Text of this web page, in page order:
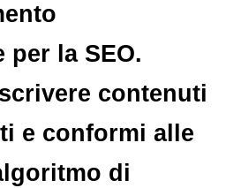
per la SEO.
contenuti
e conformi alle
di